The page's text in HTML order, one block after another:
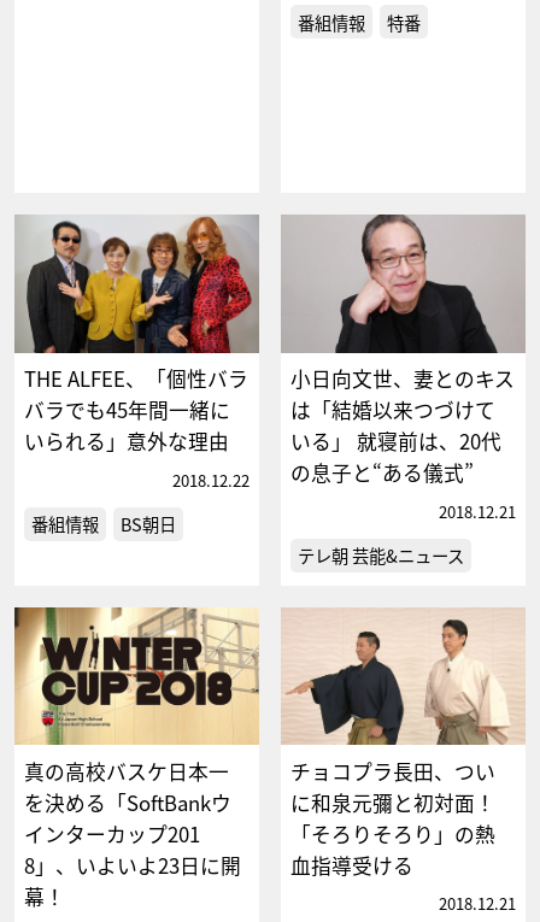
番組情報 特番
THE ALFEE、「個性バラ
バラでも45年間一緒に
いられる」意外な理由
2018.12.22
番組情報 BS朝日
小日向文世、妻とのキス
は「結婚以来つづけて
いる」 就寝前は、20代
の息子と“ある儀式”
2018.12.21
テレ朝 芸能&ニュース
真の高校バスケ日本一
を決める「SoftBankウ
インターカップ201
8」、いよいよ23日に開
幕！
チョコプラ長田、つい
に和泉元彌と初対面！
「そろりそろり」の熱
血指導受ける
2018.12.21